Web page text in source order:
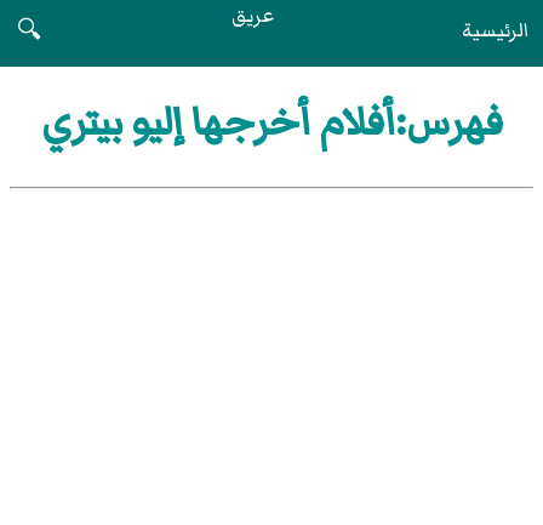
الرئيسية عريق
🔍
فهرس:أفلام أخرجها إليو بيتري